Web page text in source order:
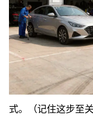
式。（记住这步至